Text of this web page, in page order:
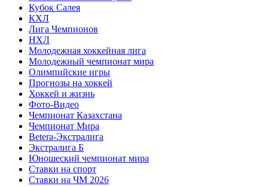
Кубок Салея
КХЛ
Лига Чемпионов
НХЛ
Молодежная хоккейная лига
Молодежный чемпионат мира
Олимпийские игры
Прогнозы на хоккей
Хоккей и жизнь
Фото-Видео
Чемпионат Казахстана
Чемпионат Мира
Betera-Экстралига
Экстралига Б
Юношеский чемпионат мира
Ставки на спорт
Ставки на ЧМ 2026